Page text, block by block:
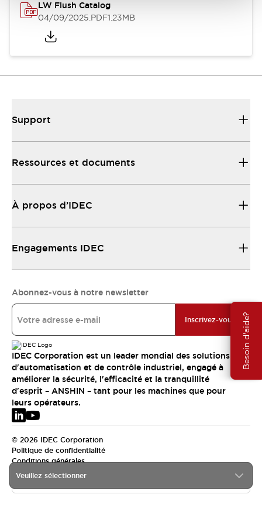
Besoin d'aide?
LW Flush Catalog
04/09/2025.PDF1.23MB
Veuillez sélectionner
Support
Ressources et documents
À propos d’IDEC
Engagements IDEC
Abonnez-vous à notre newsletter
Inscrivez-vous
IDEC Corporation est un leader mondial des solutions
d'automatisation et de contrôle industriel, engagé à
améliorer la sécurité, l'efficacité et la tranquillité
d'esprit – ANSHIN – tant pour les machines que pour
leurs opérateurs.
© 2026 IDEC Corporation
Politique de confidentialité
Conditions générales
EMEA